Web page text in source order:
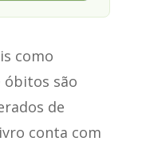
como
óbitos são
de
conta com